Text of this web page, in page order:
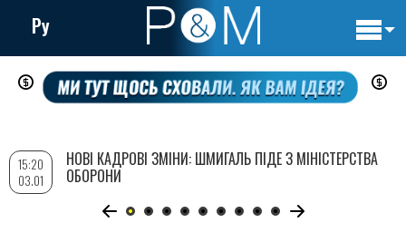
Перейти
до
вмісту
Ру
15:20
03.01
НОВІ КАДРОВІ ЗМІНИ: ШМИГАЛЬ ПІДЕ З МІНІСТЕРСТВА
ОБОРОНИ